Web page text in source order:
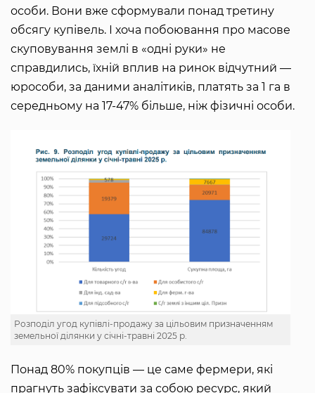
особи. Вони вже сформували понад третину
обсягу купівель. І хоча побоювання про масове
скуповування землі в «одні руки» не
справдились, їхній вплив на ринок відчутний —
юрособи, за даними аналітиків, платять за 1 га в
середньому на 17-47% більше, ніж фізичні особи.
Розподіл угод купівлі-продажу за цільовим призначенням
земельної ділянки у січні-травні 2025 р.
Понад 80% покупців — це саме фермери, які
прагнуть зафіксувати за собою ресурс, який